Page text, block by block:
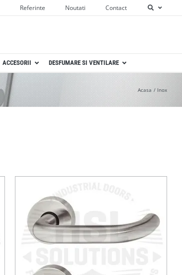
Referinte Noutati Contact
ACCESORII DESFUMARE SI VENTILARE
Acasa Inox